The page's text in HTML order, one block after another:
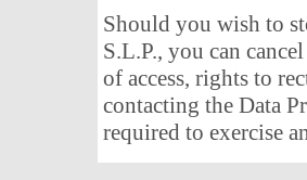
Should you wish to
S.L.P., you can
of access, rights to
contacting the Data
required to exercise